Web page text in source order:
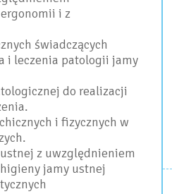
i z
świadczących
i leczenia patologii jamy
do realizacji
i fizycznych w
z uwzględnieniem
jamy ustnej